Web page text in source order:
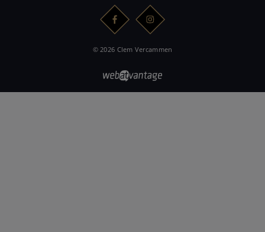
© 2026 Clem Vercammen